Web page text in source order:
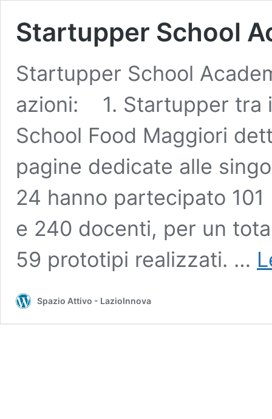
Startupper School
Startupper School
azioni: 1. Startupper tra
School Food Maggiori
pagine dedicate alle
24 hanno partecipato
e 240 docenti, per un
59 prototipi realizzati. …
Spazio Attivo - LazioInnova